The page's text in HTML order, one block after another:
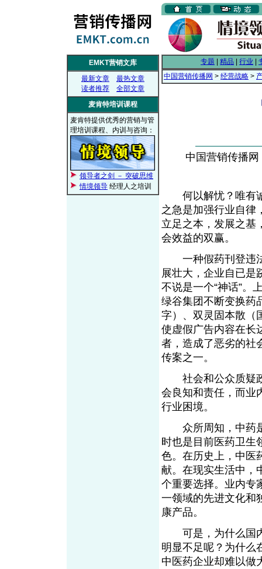
EMKT营销文库
最新文章
最热文章
读者推荐
全部文章
麦肯特培训课程
麦肯特提供优秀的营销与管
理培训课程、内训与咨询：
领导者之剑 － 突破思维
情境领导 经理人之培训
专题 精品 行业
中国营销传播网 > 经营战略 >
中国营销传播
何以解忧？唯有诚
之急是加强行业自律
立足之本，发展之基
会效益的双赢。
一种假药刊登违法
展壮大，企业自已是
不说是一个“神话”。
绿谷集团不断变换药
字）、双灵固本散（
使虚假广告内容在长
者，造成了恶劣的社
传案之一。
社会和公众质疑政
会良知和责任，而业
行业困境。
众所周知，中药是
时也是目前医药卫生
色。在历史上，中医
献。在现实生活中，
个重要选择。业内专
一领域的先进文化和
康产品。
可是，为什么国内
明显不足呢？为什么
中医药企业却难以做